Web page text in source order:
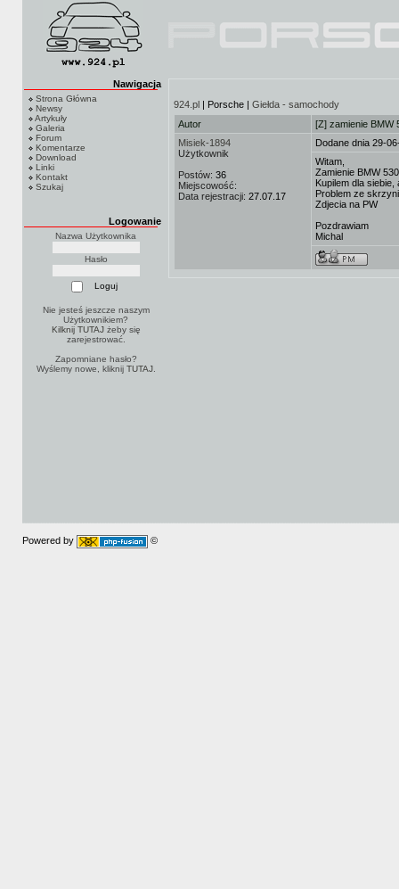
Nawigacja
Strona Główna
Newsy
Artykuły
Galeria
Forum
Komentarze
Download
Linki
Kontakt
Szukaj
Logowanie
Nazwa Użytkownika
Hasło
Nie jesteś jeszcze naszym
Użytkownikiem?
Kilknij TUTAJżeby się
zarejestrować.
Zapomniane hasło?
Wyślemy nowe, kliknij TUTAJ.
924.pl | Porsche | Giełda - samochody
Autor
[Z] zamienie BMW
Misiek-1894
Użytkownik
Postów: 36
Miejscowość:
Data rejestracji: 27.07.17
Dodane dnia 29-
Witam,
Zamienie BMW
Kupilem dla
Problem ze
Zdjecia na PW
Pozdrawiam
Michal
Powered by ©